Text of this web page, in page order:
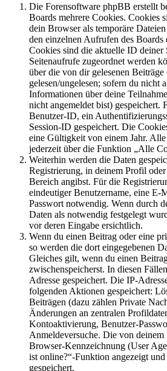
Die Forensoftware phpBB erstellt
Boards mehrere Cookies. Cookies
dein Browser als temporäre
den einzelnen Aufrufen des Boards
Cookies sind die aktuelle ID
Seitenaufrufe zugeordnet werden
über die von dir gelesenen
gelesen/ungelesen; sofern du nicht
Informationen über deine
nicht angemeldet bist) gespeichert.
Benutzer-ID, ein
Session-ID gespeichert. Die
eine Gültigkeit von einem Jahr.
jederzeit über die Funktion „Alle
Weiterhin werden die Daten
Registrierung, in deinem Profil
Bereich angibst. Für die
eindeutiger Benutzername, eine E-
Passwort notwendig. Wenn durch
Daten als notwendig festgelegt
vor deren Eingabe ersichtlich.
Wenn du einen Beitrag oder eine
so werden die dort eingegebenen
Gleiches gilt, wenn du einen
zwischenspeicherst. In diesen
Adresse gespeichert. Die IP-
folgenden Aktionen gespeichert:
Beiträgen (dazu zählen Private
Änderungen an zentralen
Kontoaktivierung, Benutzer-
Anmeldeversuche. Die von
Browser-Kennzeichnung (User
ist online?“-Funktion angezeigt
gespeichert.